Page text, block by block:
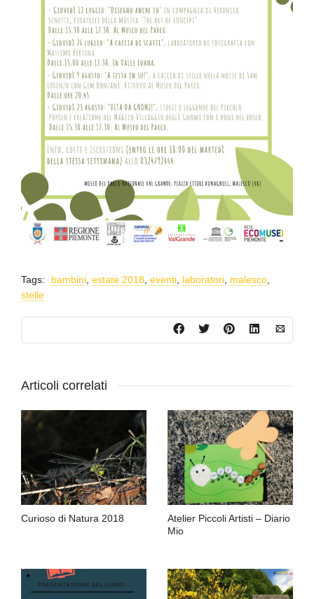
Tags: bambini, estate 2018, eventi, laboratori, malesco,
stelle
Articoli correlati
Curioso di Natura 2018
Atelier Piccoli Artisti – Diario
Mio